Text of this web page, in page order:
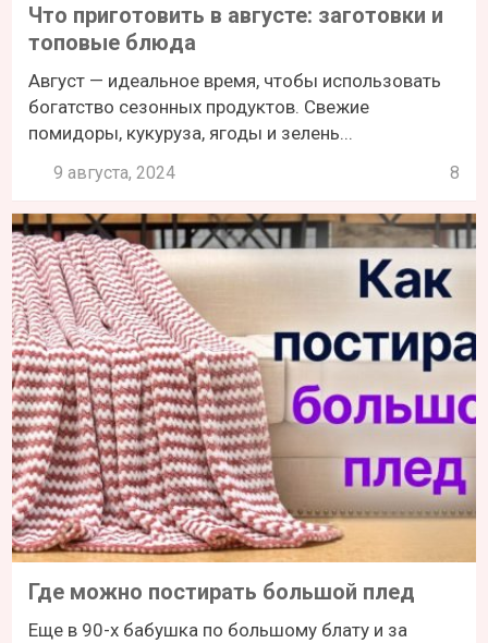
Что приготовить в августе: заготовки и
топовые блюда
Август — идеальное время, чтобы использовать
богатство сезонных продуктов. Свежие
помидоры, кукуруза, ягоды и зелень...
9 августа, 2024 8
Где можно постирать большой плед
Еще в 90-х бабушка по большому блату и за